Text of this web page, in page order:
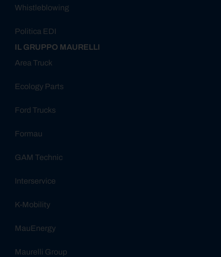
Whistleblowing
Politica EDI
IL GRUPPO MAURELLI
Area Truck
Ecology Parts
Ford Trucks
Formau
GAM Technic
Interservice
K-Mobility
MauEnergy
Maurelli Group